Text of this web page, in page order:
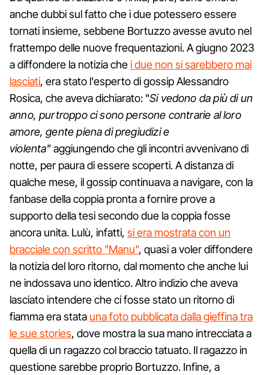
anche dubbi sul fatto che i due potessero essere
tornati insieme, sebbene Bortuzzo avesse avuto nel
frattempo delle nuove frequentazioni. A giugno 2023
a diffondere la notizia chei due non si sarebbero mai
lasciati, era stato l'esperto di gossip Alessandro
Rosica, che aveva dichiarato: "Si vedono da più di un
anno, purtroppo ci sono persone contrarie al loro
amore, gente piena di pregiudizi e
violenta"aggiungendo che gli incontri avvenivano di
notte, per paura di essere scoperti. A distanza di
qualche mese, il gossip continuava a navigare, con la
fanbase della coppia pronta a fornire prove a
supporto della tesi secondo due la coppia fosse
ancora unita. Lulù, infatti, si era mostrata con un
bracciale con scritto "Manu", quasi a voler diffondere
la notizia del loro ritorno, dal momento che anche lui
ne indossava uno identico. Altro indizio che aveva
lasciato intendere che ci fosse stato un ritorno di
fiamma era stata una foto pubblicata dalla gieffina tra
le sue stories, dove mostra la sua mano intrecciata a
quella di un ragazzo col braccio tatuato. Il ragazzo in
questione sarebbe proprio Bortuzzo. Infine, a